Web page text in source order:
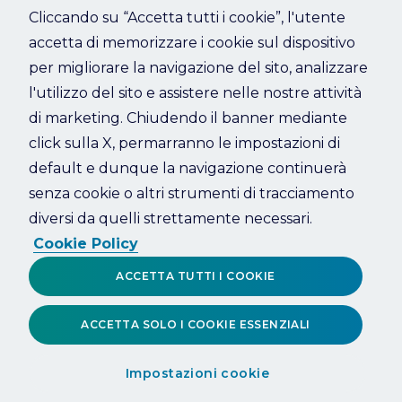
Refresh
Cliccando su “Accetta tutti i cookie”, l'utente
accetta di memorizzare i cookie sul dispositivo
per migliorare la navigazione del sito, analizzare
l'utilizzo del sito e assistere nelle nostre attività
di marketing. Chiudendo il banner mediante
click sulla X, permarranno le impostazioni di
default e dunque la navigazione continuerà
senza cookie o altri strumenti di tracciamento
diversi da quelli strettamente necessari.
Cookie Policy
Impostazioni cookie
ACCETTA SOLO I COOKIE ESSENZIALI
ACCETTA TUTTI I COOKIE